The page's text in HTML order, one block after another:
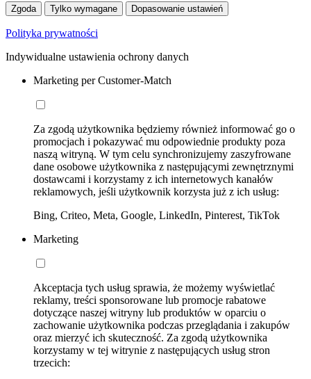
Zgoda Tylko wymagane Dopasowanie ustawień
Polityka prywatności
Indywidualne ustawienia ochrony danych
Marketing per Customer-Match
Za zgodą użytkownika będziemy również informować go o
promocjach i pokazywać mu odpowiednie produkty poza
naszą witryną. W tym celu synchronizujemy zaszyfrowane
dane osobowe użytkownika z następującymi zewnętrznymi
dostawcami i korzystamy z ich internetowych kanałów
reklamowych, jeśli użytkownik korzysta już z ich usług:
Bing, Criteo, Meta, Google, LinkedIn, Pinterest, TikTok
Marketing
Akceptacja tych usług sprawia, że możemy wyświetlać
reklamy, treści sponsorowane lub promocje rabatowe
dotyczące naszej witryny lub produktów w oparciu o
zachowanie użytkownika podczas przeglądania i zakupów
oraz mierzyć ich skuteczność. Za zgodą użytkownika
korzystamy w tej witrynie z następujących usług stron
trzecich: